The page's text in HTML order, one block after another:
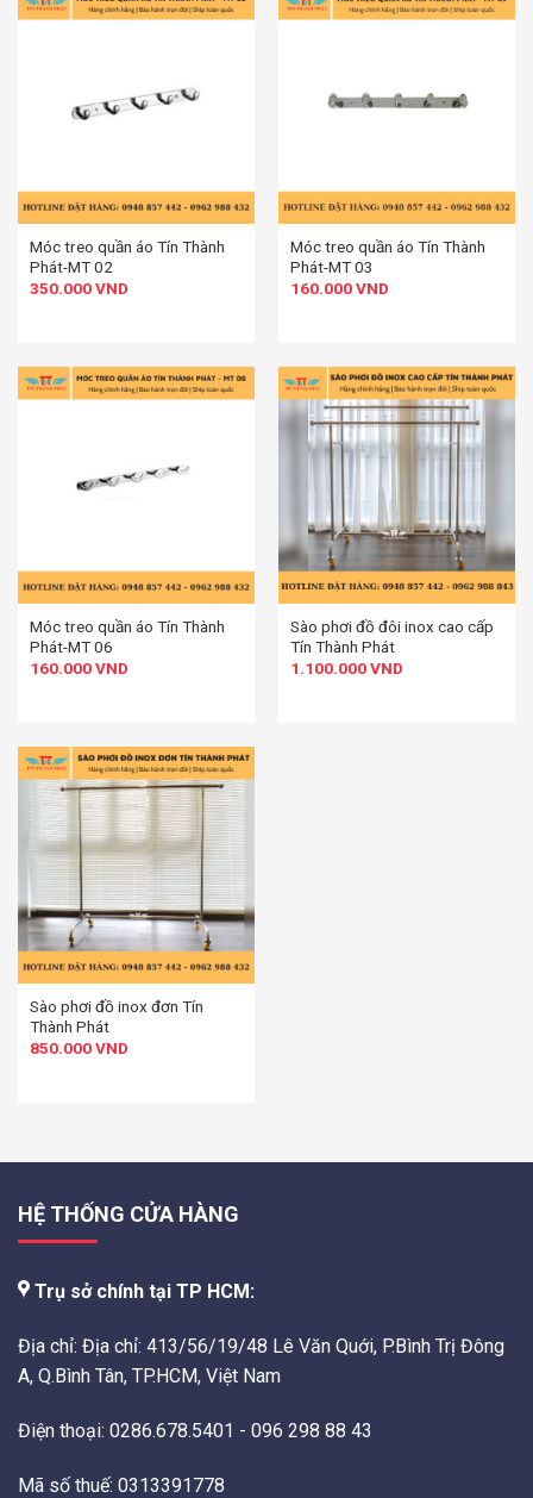
Móc treo quần áo Tín Thành
Phát-MT 02
350.000VND
Móc treo quần áo Tín Thành
Phát-MT 03
160.000VND
Móc treo quần áo Tín Thành
Phát-MT 06
160.000VND
Sào phơi đồ đôi inox cao cấp
Tín Thành Phát
1.100.000VND
Sào phơi đồ inox đơn Tín
Thành Phát
850.000VND
HỆ THỐNG CỬA HÀNG
Trụ sở chính tại TP HCM:
Địa chỉ: Địa chỉ: 413/56/19/48 Lê Văn Quới, P.Bình Trị Đông
A, Q.Bình Tân, TP.HCM, Việt Nam
Điện thoại: 0286.678.5401 - 096 298 88 43
Mã số thuế: 0313391778